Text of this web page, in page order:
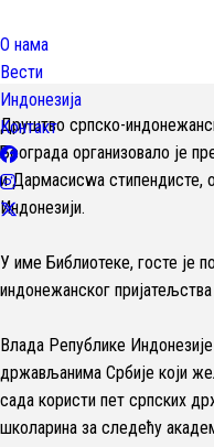
О нама
Вести
Индонезија
Контакт
Друштво српско-
Београда организовало је
и Дармасисwа стипендисте,
Индонезији.
У име Библиотеке, госте је
индонежанског
Влада Републике
држављанима Србије који
сада користи пет српских
школарина за следећу